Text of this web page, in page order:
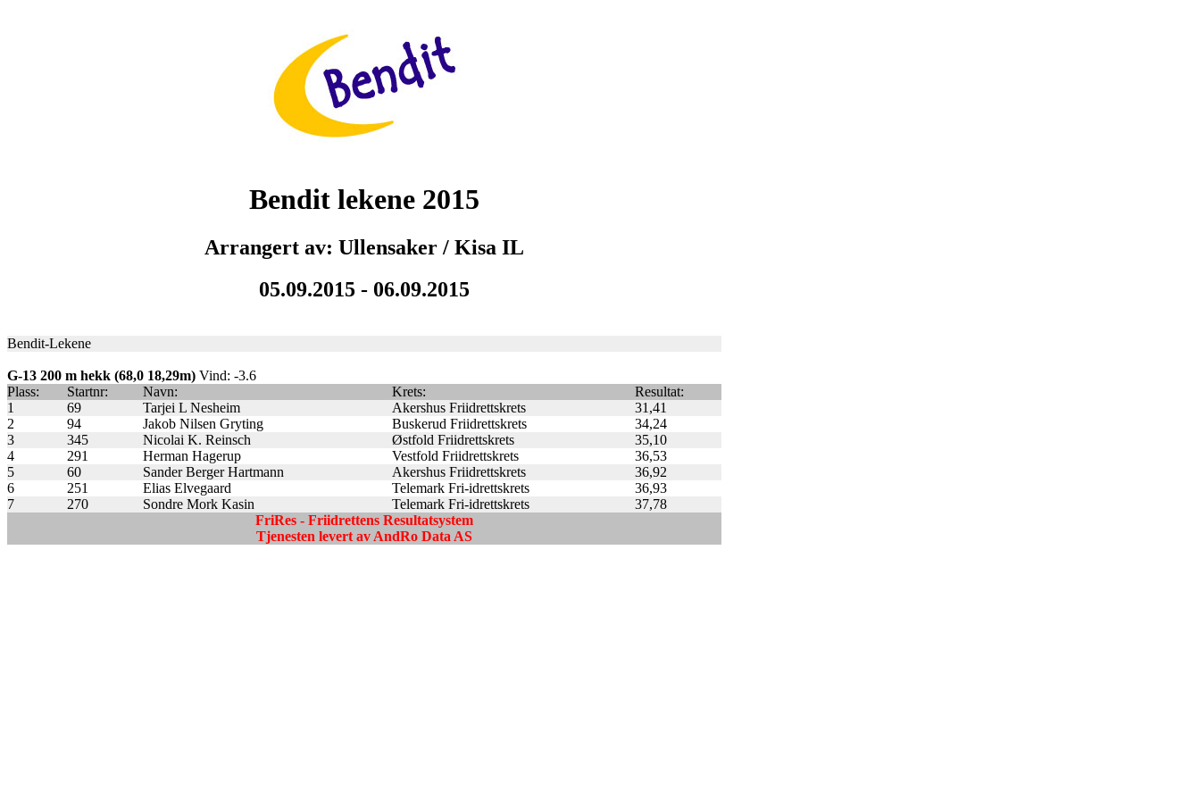
Bendit lekene 2015
Arrangert av: Ullensaker / Kisa IL
05.09.2015 - 06.09.2015
Bendit-Lekene
G-13 200 m hekk (68,0 18,29m) Vind: -3.6
Plass:
Startnr: Navn: Krets:
Resultat:
1
69 Tarjei L Nesheim Akershus Friidrettskrets
31,41
2
94 Jakob Nilsen Gryting Buskerud Friidrettskrets
34,24
3
345 Nicolai K. Reinsch Østfold Friidrettskrets
35,10
4
291 Herman Hagerup Vestfold Friidrettskrets
36,53
5
60 Sander Berger Hartmann Akershus Friidrettskrets
36,92
6
251 Elias Elvegaard Telemark Fri-idrettskrets
36,93
7
270 Sondre Mork Kasin Telemark Fri-idrettskrets
37,78
FriRes - Friidrettens Resultatsystem
Tjenesten levert av AndRo Data AS